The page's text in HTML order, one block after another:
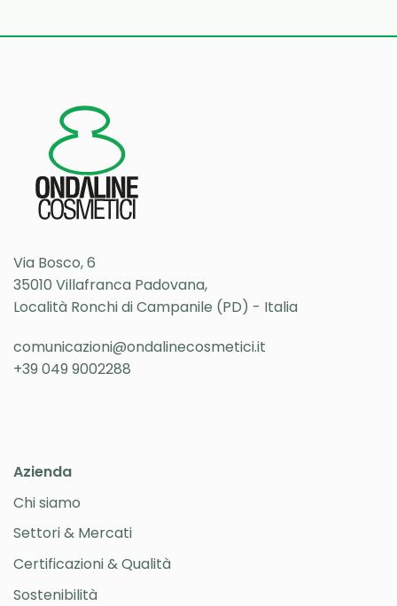
Via Bosco, 6
35010 Villafranca Padovana,
Località Ronchi di Campanile (PD) - Italia
comunicazioni@ondalinecosmetici.it
+39 049 9002288
Azienda
Chi siamo
Settori & Mercati
Certificazioni & Qualità
Sostenibilità